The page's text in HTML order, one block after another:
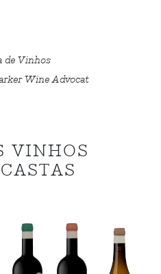
de Vinhos
Wine Advocat
VINHOS